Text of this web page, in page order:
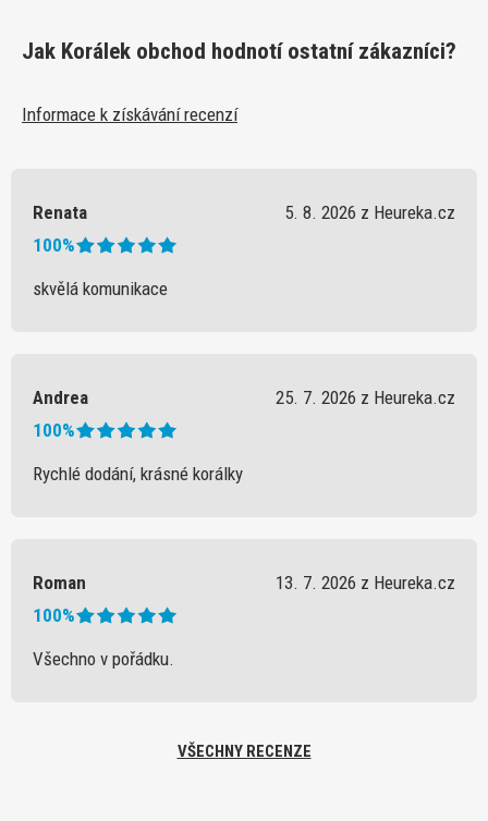
Jak Korálek obchod hodnotí ostatní zákazníci?
Informace k získávání recenzí
Renata
5. 8. 2026 z Heureka.cz
100%
skvělá komunikace
Andrea
25. 7. 2026 z Heureka.cz
100%
Rychlé dodání, krásné korálky
Roman
13. 7. 2026 z Heureka.cz
100%
Všechno v pořádku.
VŠECHNY RECENZE